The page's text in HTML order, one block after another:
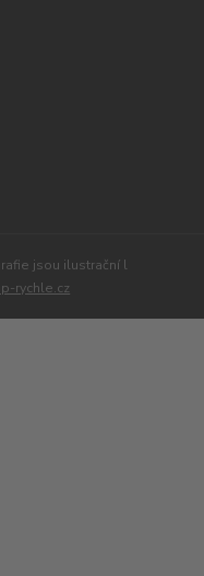
jsou ilustrační l
rychle.cz